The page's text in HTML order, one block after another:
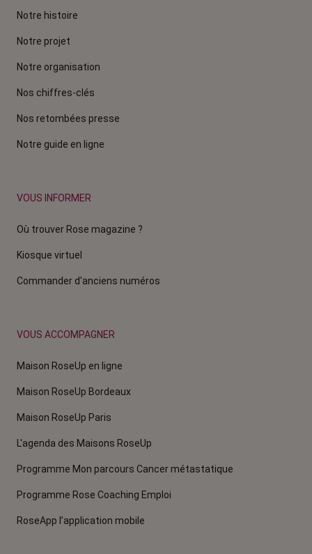
Notre histoire
Notre projet
Notre organisation
Nos chiffres-clés
Nos retombées presse
Notre guide en ligne
VOUS INFORMER
Où trouver Rose magazine ?
Kiosque virtuel
Commander d'anciens numéros
VOUS ACCOMPAGNER
Maison RoseUp en ligne
Maison RoseUp Bordeaux
Maison RoseUp Paris
L'agenda des Maisons RoseUp
Programme Mon parcours Cancer métastatique
Programme Rose Coaching Emploi
RoseApp l’application mobile